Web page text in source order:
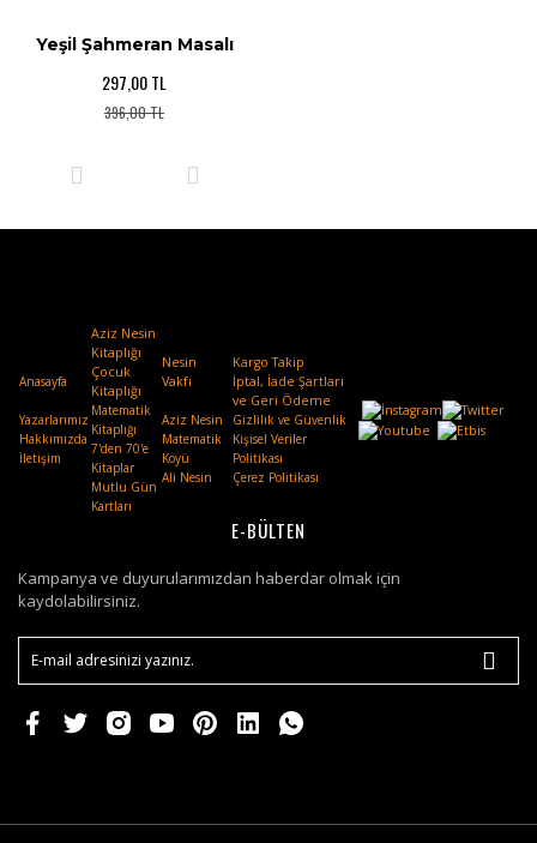
Yeşil Şahmeran Masalı
297,00 TL
396,00 TL
Anasayfa
Yazarlarımız
Hakkımızda
İletişim
Aziz Nesin
Kitaplığı
Çocuk
Kitaplığı
Matematik
Kitaplığı
7'den 70'e
Kitaplar
Mutlu Gün
Kartları
Nesin
Vakfı
Aziz Nesin
Matematik
Köyü
Ali Nesin
Kargo Takip
İptal, İade Şartları
ve Geri Ödeme
Gizlilik ve Güvenlik
Kişisel Veriler
Politikası
Çerez Politikası
E-BÜLTEN
Kampanya ve duyurularımızdan haberdar olmak için
kaydolabilirsiniz.